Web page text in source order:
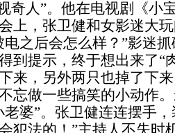
奇人”。他在电视剧《小
上，张卫健和女影迷大
电之后会怎么样？”影迷
到提示，终于想出来了“
来，另外两只也掉了下
忘做一些搞笑的小动作
老婆”。张卫健连连摆手
犯法的！”主持人不失时